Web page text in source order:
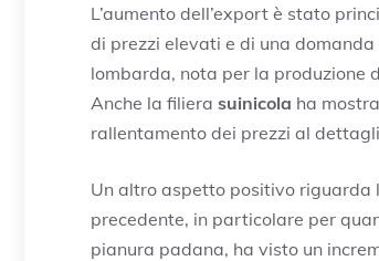
L’aumento dell’export è stato
di prezzi elevati e di una
lombarda, nota per la produzione
Anche la filiera suinicola ha
rallentamento dei prezzi al
Un altro aspetto positivo riguarda
precedente, in particolare per
pianura padana, ha visto un